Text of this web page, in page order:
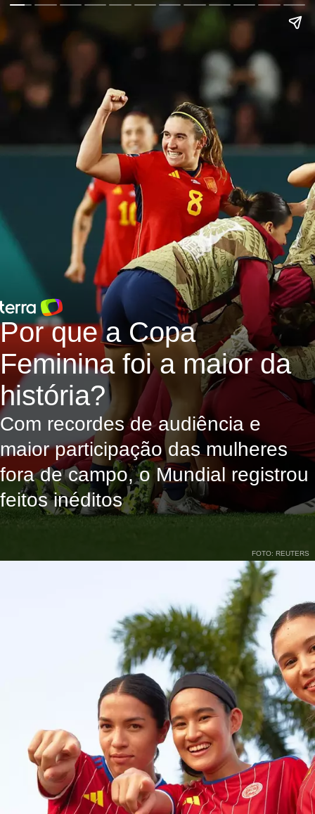
Por que a Copa
Feminina foi a maior da
história?
Com recordes de audiência e
maior participação das mulheres
fora de campo, o Mundial registrou
feitos inéditos
FOTO: REUTERS